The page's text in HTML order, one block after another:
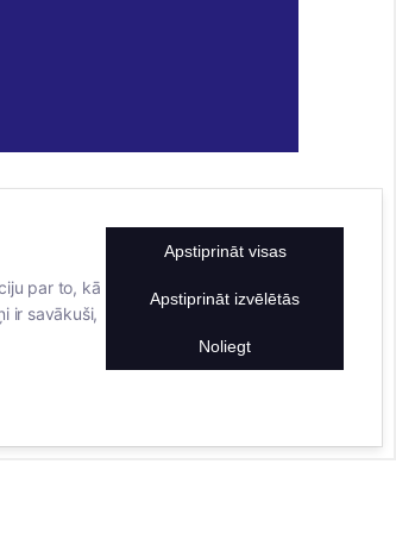
KONTAKTINFORMĀCIJA
TĀLRUNIS
+371 25911816
info@bertasnams.lv
par to, kā
ir savākuši,
Apstiprināt visas
Apstiprināt izvēlētās
Noliegt